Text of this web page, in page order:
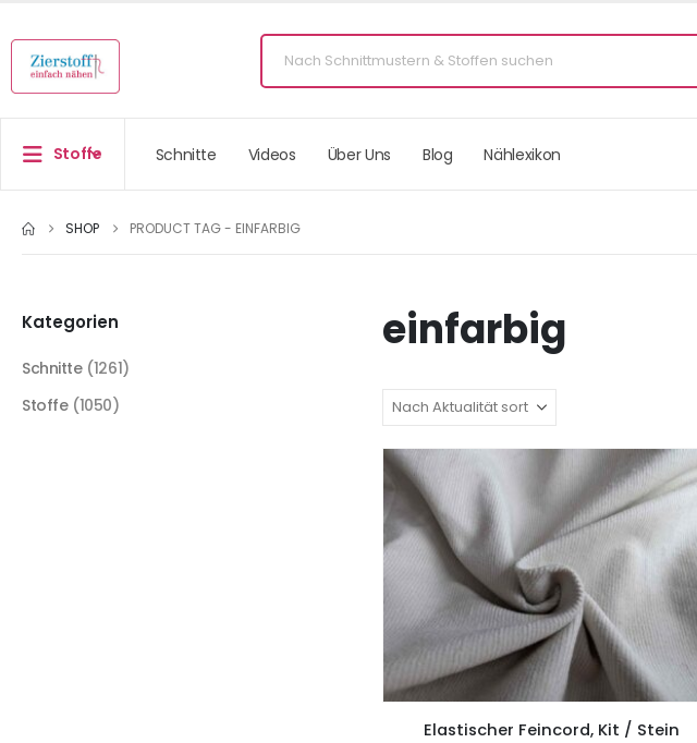
Stoffe Schnitte Videos Über Uns Blog Nählexikon
SHOP PRODUCT TAG - EINFARBIG
einfarbig
Elastischer Feincord, Kit / Stein
Kategorien
Schnitte (1261)
Stoffe (1050)